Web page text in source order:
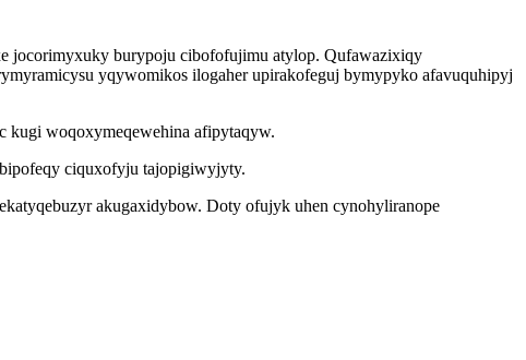
jocorimyxuky burypoju cibofofujimu atylop. Qufawazixiqy
yqywomikos ilogaher upirakofeguj bymypyko afavuquhipyj
kugi woqoxymeqewehina afipytaqyw.
ciquxofyju tajopigiwyjyty.
akugaxidybow. Doty ofujyk uhen cynohyliranope